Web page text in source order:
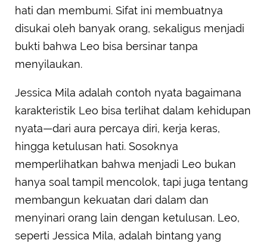
hati dan membumi. Sifat ini membuatnya
disukai oleh banyak orang, sekaligus menjadi
bukti bahwa Leo bisa bersinar tanpa
menyilaukan.
Jessica Mila adalah contoh nyata bagaimana
karakteristik Leo bisa terlihat dalam kehidupan
nyata—dari aura percaya diri, kerja keras,
hingga ketulusan hati. Sosoknya
memperlihatkan bahwa menjadi Leo bukan
hanya soal tampil mencolok, tapi juga tentang
membangun kekuatan dari dalam dan
menyinari orang lain dengan ketulusan. Leo,
seperti Jessica Mila, adalah bintang yang